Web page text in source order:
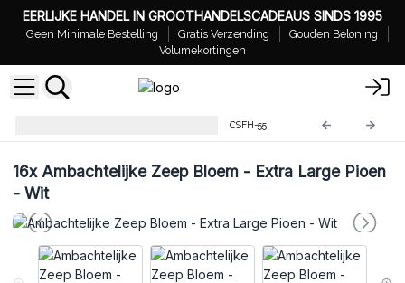
EERLIJKE HANDEL IN GROOTHANDELSCADEAUS SINDS 1995
Geen Minimale Bestelling Gratis Verzending
Gouden Beloning
Volumekortingen
CSFH-55
16xAmbachtelijke Zeep Bloem - Extra Large Pioen
- Wit